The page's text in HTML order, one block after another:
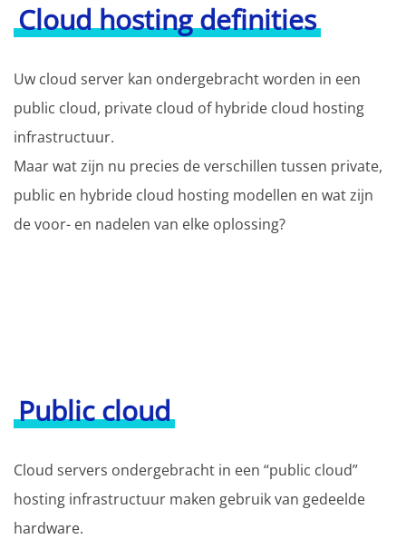
Cloud hosting definities
Uw cloud server kan ondergebracht worden in een
public cloud, private cloud of hybride cloud hosting
infrastructuur.
Maar wat zijn nu precies de verschillen tussen private,
public en hybride cloud hosting modellen en wat zijn
de voor- en nadelen van elke oplossing?
Public cloud
Cloud servers ondergebracht in een “public cloud”
hosting infrastructuur maken gebruik van gedeelde
hardware.